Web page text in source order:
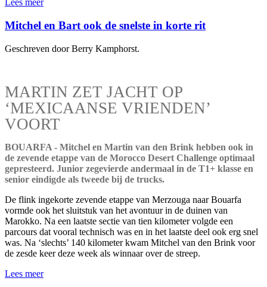
Lees meer
Mitchel en Bart ook de snelste in korte rit
Geschreven door Berry Kamphorst.
MARTIN ZET JACHT OP
‘MEXICAANSE VRIENDEN’
VOORT
BOUARFA - Mitchel en Martin van den Brink hebben ook in
de zevende etappe van de Morocco Desert Challenge optimaal
gepresteerd. Junior zegevierde andermaal in de T1+ klasse en
senior eindigde als tweede bij de trucks.
De flink ingekorte zevende etappe van Merzouga naar Bouarfa
vormde ook het sluitstuk van het avontuur in de duinen van
Marokko. Na een laatste sectie van tien kilometer volgde een
parcours dat vooral technisch was en in het laatste deel ook erg snel
was. Na ‘slechts’ 140 kilometer kwam Mitchel van den Brink voor
de zesde keer deze week als winnaar over de streep.
Lees meer